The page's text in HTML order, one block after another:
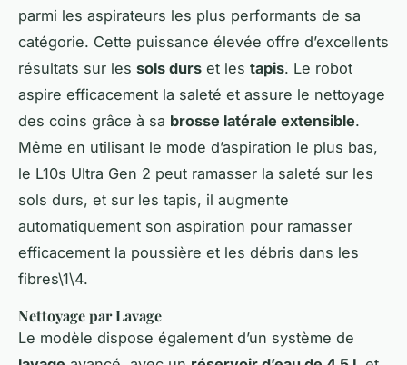
parmi les aspirateurs les plus performants de sa
catégorie. Cette puissance élevée offre d’excellents
résultats sur les sols durs et les tapis. Le robot
aspire efficacement la saleté et assure le nettoyage
des coins grâce à sa brosse latérale extensible.
Même en utilisant le mode d’aspiration le plus bas,
le L10s Ultra Gen 2 peut ramasser la saleté sur les
sols durs, et sur les tapis, il augmente
automatiquement son aspiration pour ramasser
efficacement la poussière et les débris dans les
fibres\1\4.
Nettoyage par Lavage
Le modèle dispose également d’un système de